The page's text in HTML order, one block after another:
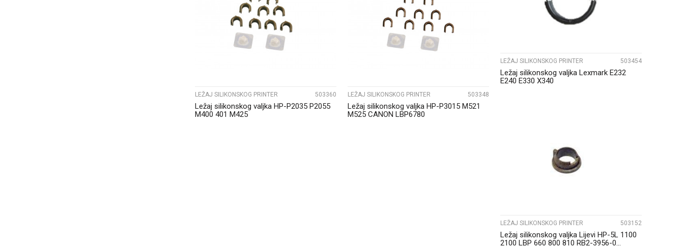
UPOREDI
LEŽAJ SILIKONSKOG PRINTER 503360
Ležaj silikonskog valjka HP-P2035 P2055
M400 401 M425
UPOREDI
LEŽAJ SILIKONSKOG PRINTER 503348
Ležaj silikonskog valjka HP-P3015 M521
M525 CANON LBP6780
LEŽAJ SILIKONSKOG PRINTER 503454
Ležaj silikonskog valjka Lexmark E232
E240 E330 X340
UPOREDI
LEŽAJ SILIKONSKOG PRINTER 503152
Ležaj silikonskog valjka Lijevi HP-5L 1100
2100 LBP 660 800 810 RB2-3956-0...